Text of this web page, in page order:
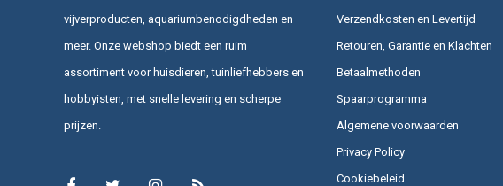
vijverproducten, aquariumbenodigdheden en
meer. Onze webshop biedt een ruim
assortiment voor huisdieren, tuinliefhebbers en
hobbyisten, met snelle levering en scherpe
prijzen.
Verzendkosten en Levertijd
Retouren, Garantie en Klachten
Betaalmethoden
Spaarprogramma
Algemene voorwaarden
Privacy Policy
Cookiebeleid